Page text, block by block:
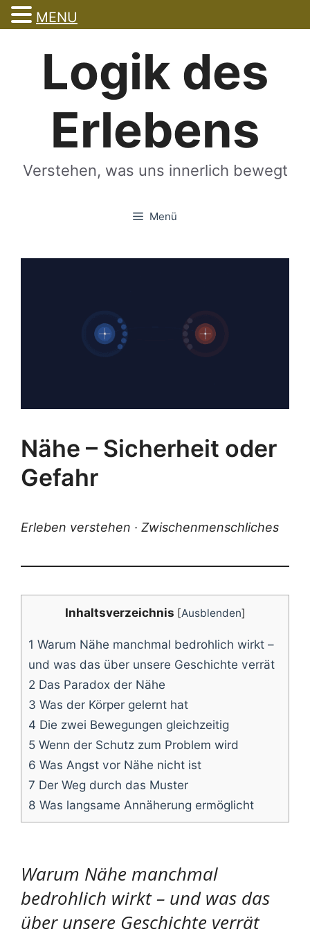
Logik des
Erlebens
Verstehen, was uns innerlich bewegt
Menü
Nähe – Sicherheit oder
Gefahr
Erle­ben ver­ste­hen · Zwischenmenschliches
Inhalts­ver­zeich­nis [Ausblenden]
1 War­um Nähe manch­mal bedroh­lich wirkt –
und was das über unse­re Geschich­te verrät
2 Das Para­dox der Nähe
3 Was der Kör­per gelernt hat
4 Die zwei Bewe­gun­gen gleichzeitig
5 Wenn der Schutz zum Pro­blem wird
6 Was Angst vor Nähe nicht ist
7 Der Weg durch das Muster
8 Was lang­sa­me Annä­he­rung ermöglicht
Warum Nähe manchmal
bedrohlich wirkt – und was das
über unsere Geschichte verrät
MENU